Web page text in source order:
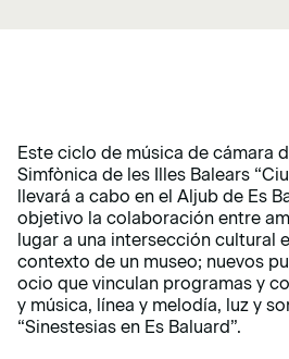
Este ciclo de música de cámara
Simfònica de les Illes Balears
llevará a cabo en el Aljub de Es
objetivo la colaboración entre
lugar a una intersección cultural
contexto de un museo; nuevos
ocio que vinculan programas y
y música, línea y melodía, luz y
“Sinestesias en Es Baluard”.